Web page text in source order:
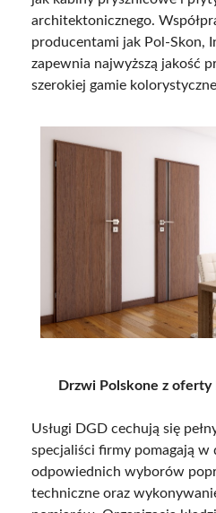
architektonicznego.
producentami jak Pol-Skon,
zapewnia najwyższą jakość
szerokiej gamie
Drzwi Polskone z
Usługi DGD cechują się
specjaliści firmy pomagają w
odpowiednich wyborów
techniczne oraz